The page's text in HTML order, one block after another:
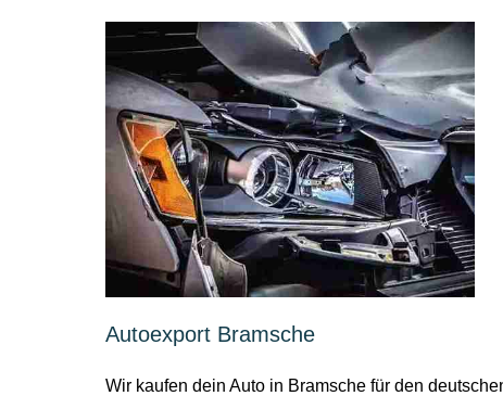
Autoexport Bramsche
Wir kaufen dein Auto in Bramsche für den